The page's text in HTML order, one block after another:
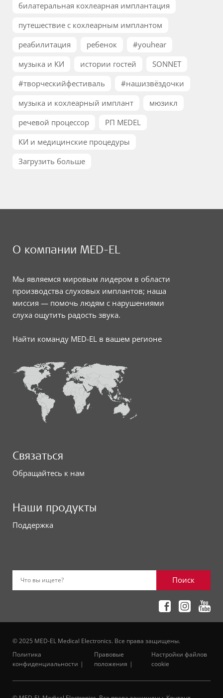
билатеральная кохлеарная имплантация
путешествие с кохлеарным имплантом
реабилитация
ребенок
#youhear
музыка и КИ
истории гостей
SONNET
#творческийфестиваль
#нашизвёздочки
музыка и кохлеарный имплант
мюзикл
речевой процессор
РП MEDEL
КИ и медицинские процедуры
Загрузить больше
О компании MED-EL
Мы являемся мировым лидером в области
производства слуховых имплантов; наша
миссия — помочь людям с нарушениями
слуха ощутить радость звука.
Найти команду MED-EL в вашем регионе
Связаться
Обращайтесь к нам
Наши продукты
Поддержка
Что вы ищете? Поиск
© 2025 MED-EL Medical Electronics. Все права защищены.
Политика
конфиденциальности
Правовые
положения
Настройки файлов
cookie